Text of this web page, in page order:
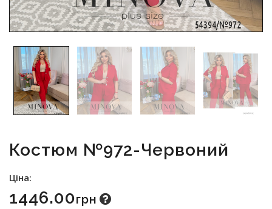
Костюм №972-Червоний
Ціна:
1446.00Грн